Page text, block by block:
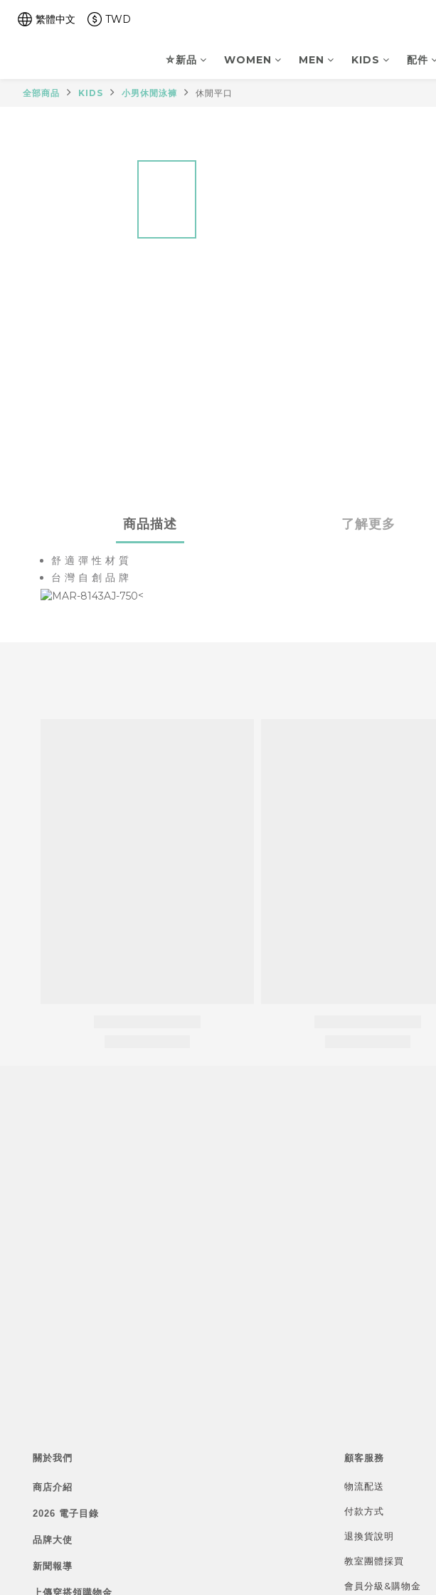
繁體中文 TWD
⛤新品 WOMEN MEN KIDS 配件
全部商品 KIDS 小男休閒泳褲 休閒平口
商品描述 了解更多
舒適彈性材質
台灣自創品牌
<
關於我們
商店介紹
2026 電子目錄
品牌大使
新聞報導
上傳穿搭領購物金
顧客服務
物流配送
付款方式
退換貨說明
教室團體採買
會員分級&購物金